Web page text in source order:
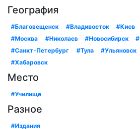
География
#Благовещенск #Владивосток #Киев
#Москва
#Николаев #Новосибирск
#Санкт-Петербург
#Тула #Ульяновск
#Хабаровск
Место
#Училище
Разное
#Издания